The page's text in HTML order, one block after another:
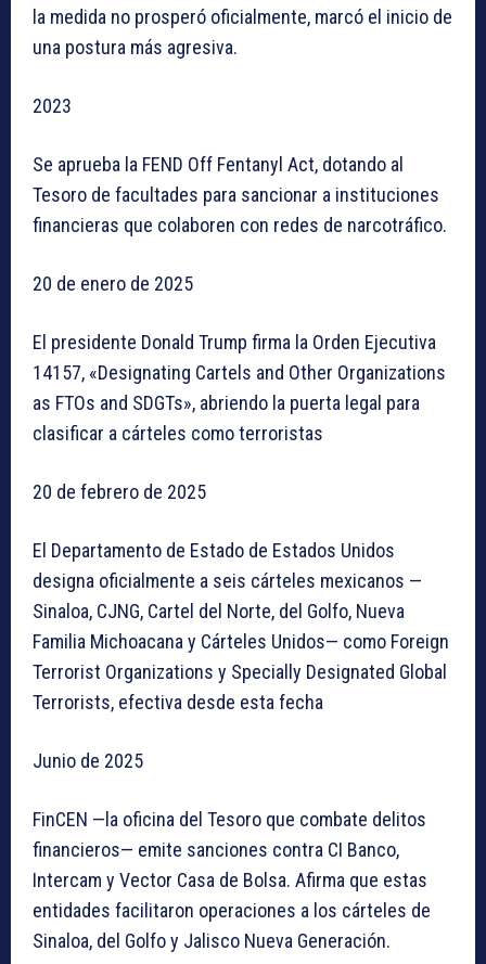
la medida no prosperó oficialmente, marcó el inicio de
una postura más agresiva.
2023
Se aprueba la FEND Off Fentanyl Act, dotando al
Tesoro de facultades para sancionar a instituciones
financieras que colaboren con redes de narcotráfico.
20 de enero de 2025
El presidente Donald Trump firma la Orden Ejecutiva
14157, «Designating Cartels and Other Organizations
as FTOs and SDGTs», abriendo la puerta legal para
clasificar a cárteles como terroristas
20 de febrero de 2025
El Departamento de Estado de Estados Unidos
designa oficialmente a seis cárteles mexicanos —
Sinaloa, CJNG, Cartel del Norte, del Golfo, Nueva
Familia Michoacana y Cárteles Unidos— como Foreign
Terrorist Organizations y Specially Designated Global
Terrorists, efectiva desde esta fecha
Junio de 2025
FinCEN —la oficina del Tesoro que combate delitos
financieros— emite sanciones contra CI Banco,
Intercam y Vector Casa de Bolsa. Afirma que estas
entidades facilitaron operaciones a los cárteles de
Sinaloa, del Golfo y Jalisco Nueva Generación.